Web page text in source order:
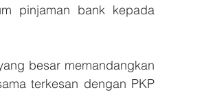
pinjaman bank kepada
besar memandangkan
terkesan dengan PKP